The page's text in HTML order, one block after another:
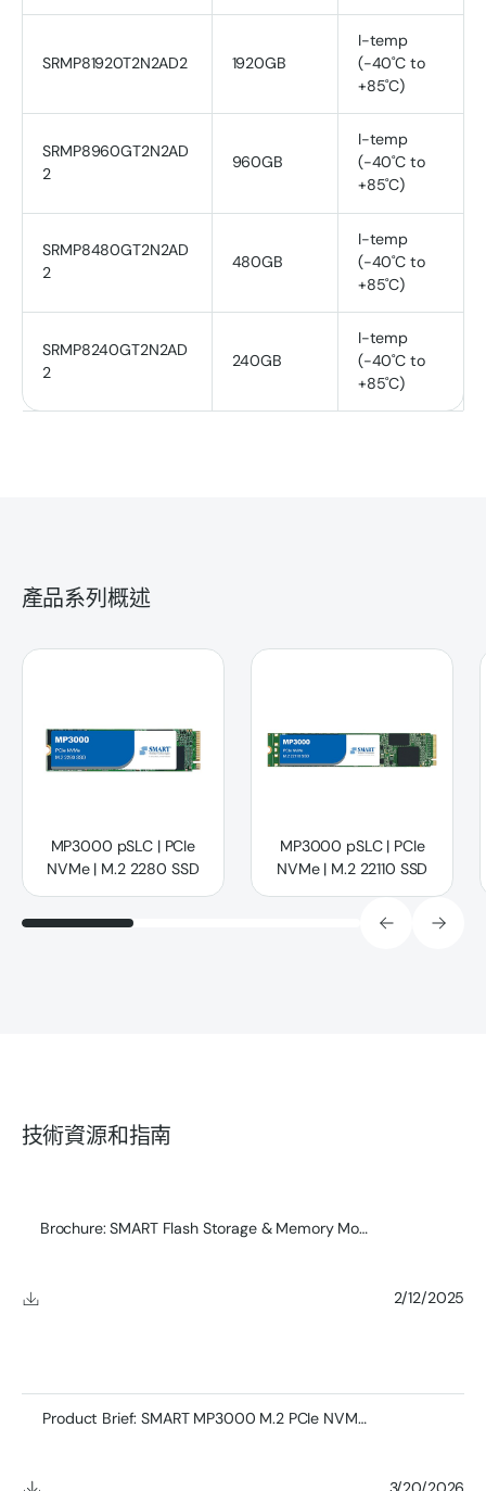
SRMP81920T2N2AD2 1920GB
I-temp
(-40˚C to
+85˚C)
SRMP8960GT2N2AD
2
960GB
I-temp
(-40˚C to
+85˚C)
SRMP8480GT2N2AD
2
480GB
I-temp
(-40˚C to
+85˚C)
SRMP8240GT2N2AD
2
240GB
I-temp
(-40˚C to
+85˚C)
產品系列概述
MP3000 pSLC | PCIe
NVMe | M.2 2280 SSD
MP3000 pSLC | PCIe
NVMe | M.2 22110 SSD
技術資源和指南
Brochure: SMART Flash Storage & Memory Module Product
2/12/2025
Product Brief: SMART MP3000 M.2 PCIe NVMe SSD